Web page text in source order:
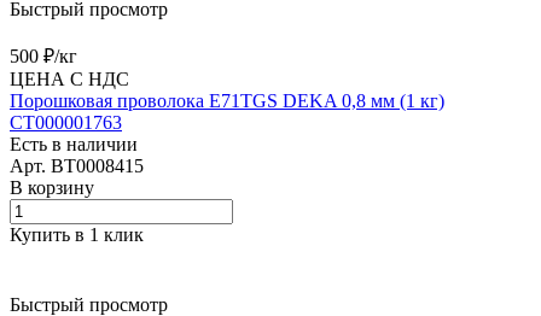
Быстрый просмотр
500 ₽/кг
ЦЕНА С НДС
Порошковая проволока E71TGS DEKA 0,8 мм (1 кг)
СТ000001763
Есть в наличии
Арт. BT0008415
В корзину
Купить в 1 клик
Быстрый просмотр